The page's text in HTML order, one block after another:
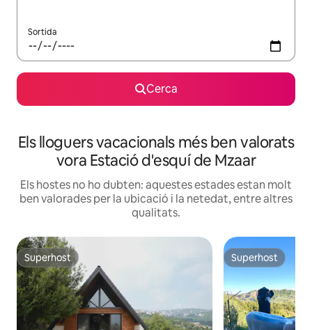
Sortida
Cerca
Els lloguers vacacionals més ben valorats
vora Estació d'esquí de Mzaar
Els hostes no ho dubten: aquestes estades estan molt
ben valorades per la ubicació i la netedat, entre altres
qualitats.
Superhost
Superhost Superhost
Superhost